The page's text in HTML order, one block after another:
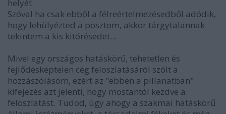
helyét.
Szóval ha csak ebből a félreértelmezésedből adódik,
hogy lehülyézted a posztom, akkor tárgytalannak
tekintem a kis kitörésedet...
Mivel egy országos hatáskörű, tehetetlen és
fejlődésképtelen cég feloszlatásáról szólt a
hozzászólásom, ezért az "ebben a pillanatban"
kifejezés azt jelenti, hogy mostantól kezdve a
feloszlatást. Tudod, úgy ahogy a szakmai hatáskörű